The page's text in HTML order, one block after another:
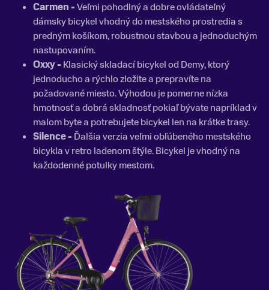
Carmen -Veľmi pohodlný a dobre ovládateľný
dámsky bicykel vhodný do mestského prostredia s
predným košíkom, robustnou stavbou a jednoduchým
nastupovaním.
Oxxy - Klasický skladací bicykel od Demy, ktorý
jednoducho a rýchlo zložite a prepravíte na
požadované miesto. Výhodou je pomerne nízka
hmotnosť a dobrá skladnosť pokiaľ bývate napríklad v
malom byte a potrebujete bicykel len na krátke trasy.
Silence - Ďalšia verzia veľmi obľúbeného mestského
bicykla v retro ladenom štýle. Bicykel je vhodný na
každodenné potulky mestom.